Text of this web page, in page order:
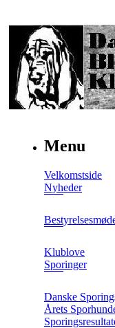
Menu
Velkomstside
Nyheder
Klublove
Sporinger
Danske
Årets